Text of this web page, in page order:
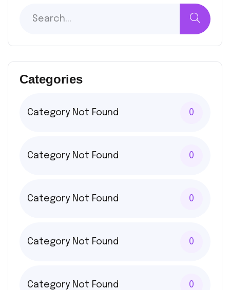
Categories
Category Not Found 0
Category Not Found 0
Category Not Found 0
Category Not Found 0
Category Not Found 0